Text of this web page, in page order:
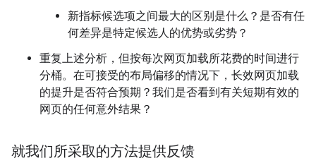
新指标候选项之间最大的区别是什么？是否有任
何差异是特定候选人的优势或劣势？
重复上述分析，但按每次网页加载所花费的时间进行
分桶。在可接受的布局偏移的情况下，长效网页加载
的提升是否符合预期？我们是否看到有关短期有效的
网页的任何意外结果？
就我们所采取的方法提供反馈